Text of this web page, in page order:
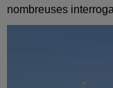
nombreuses